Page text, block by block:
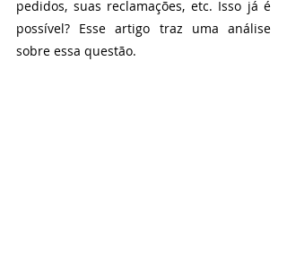
pedidos, suas reclamações, etc. Isso já é
possível? Esse artigo traz uma análise
sobre essa questão.